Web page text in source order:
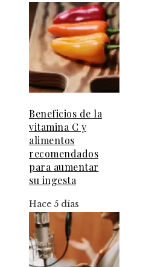
Beneficios de la
vitamina C y
alimentos
recomendados
para aumentar
su ingesta
Hace 5 días